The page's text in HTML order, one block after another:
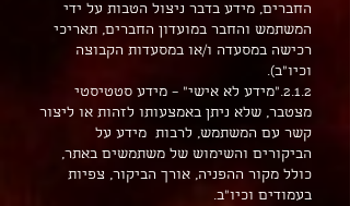
החברים, מידע בדבר ניצול הטבות על ידי
המשתמש והחבר במועדון החברים, תאריכי
רכישה במסעדה ו/או במסעדות הקבוצה
וכיו"ב).
2.1.2."מידע לא אישי" – מידע סטטיסטי
מצטבר, שלא ניתן באמצעותו לזהות או ליצור
קשר עם המשתמש, לרבות מידע על
הביקורים והשימוש של משתמשים באתר,
כולל מקור ההפניה, אורך הביקור, צפיות
בעמודים וכיו"ב.